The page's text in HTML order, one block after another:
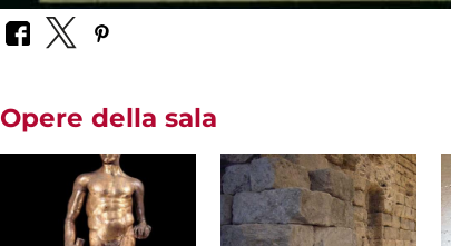
Opere della sala